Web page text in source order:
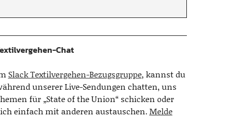
Chat
Slack Textilvergehen-Bezugsgruppe, kannst du
unserer Live-Sendungen chatten, uns
für „State of the Union“ schicken oder
einfach mit anderen austauschen.Melde